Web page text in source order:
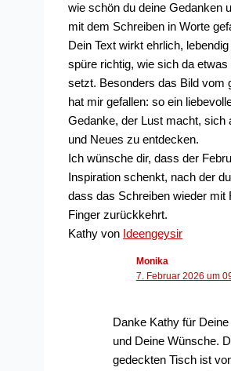
wie schön du deine Gedanken
mit dem Schreiben in Worte
Dein Text wirkt ehrlich,
spüre richtig, wie sich da etwas
setzt. Besonders das Bild vom
hat mir gefallen: so ein
Gedanke, der Lust macht, sich
und Neues zu entdecken.
Ich wünsche dir, dass der
Inspiration schenkt, nach der
dass das Schreiben wieder mit
Finger zurückkehrt.
Kathy von Ideengeysir
Monika
7. Februar 2026 um
Danke Kathy für
und Deine Wünsche.
gedeckten Tisch ist